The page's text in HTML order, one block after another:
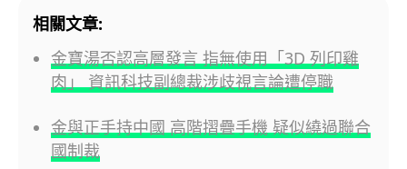
相關文章:
金寶湯否認高層發言 指無使用「3D 列印雞
肉」 資訊科技副總裁涉歧視言論遭停職
金與正手持中國 高階摺疊手機 疑似繞過聯合
國制裁